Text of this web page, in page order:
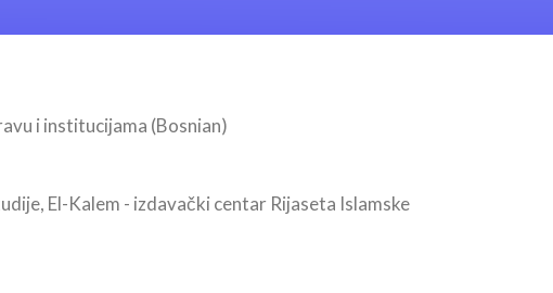
i institucijama (Bosnian)
El-Kalem - izdavački centar Rijaseta Islamske